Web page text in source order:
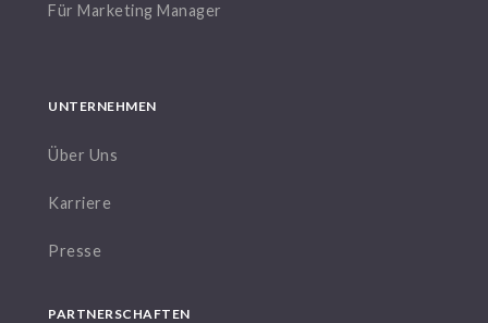
Für Marketing Manager
UNTERNEHMEN
Über Uns
Karriere
Presse
PARTNERSCHAFTEN